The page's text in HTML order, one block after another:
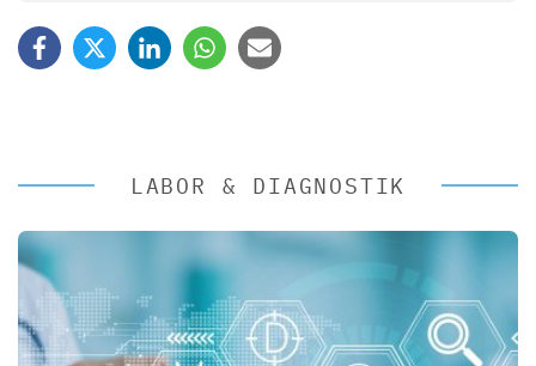
LABOR & DIAGNOSTIK